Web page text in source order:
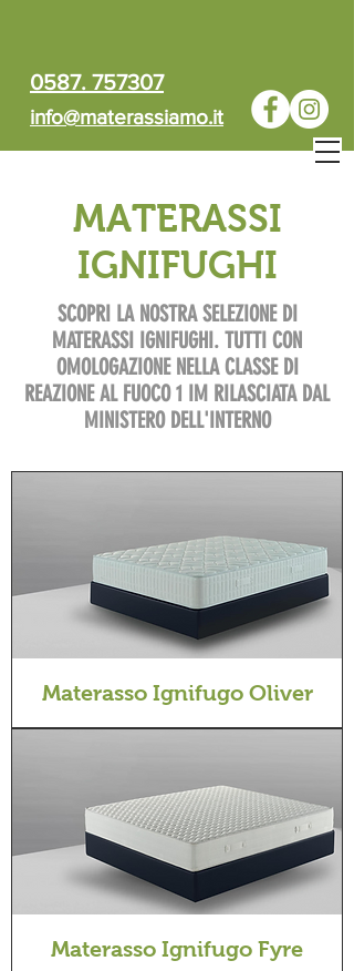
0587. 757307
info@materassiamo.it
MATERASSI
IGNIFUGHI
SCOPRI LA NOSTRA SELEZIONE DI
MATERASSI IGNIFUGHI. TUTTI CON
OMOLOGAZIONE NELLA CLASSE DI
REAZIONE AL FUOCO 1 IM RILASCIATA DAL
MINISTERO DELL'INTERNO
Materasso Ignifugo Oliver
Materasso Ignifugo Fyre